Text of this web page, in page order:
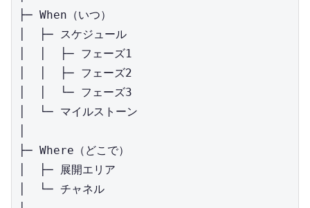
├─ When（いつ）
│  ├─ スケジュール
│  │  ├─ フェーズ1
│  │  ├─ フェーズ2
│  │  └─ フェーズ3
│  └─ マイルストーン
├─ Where（どこで）
│  ├─ 展開エリア
│  └─ チャネル